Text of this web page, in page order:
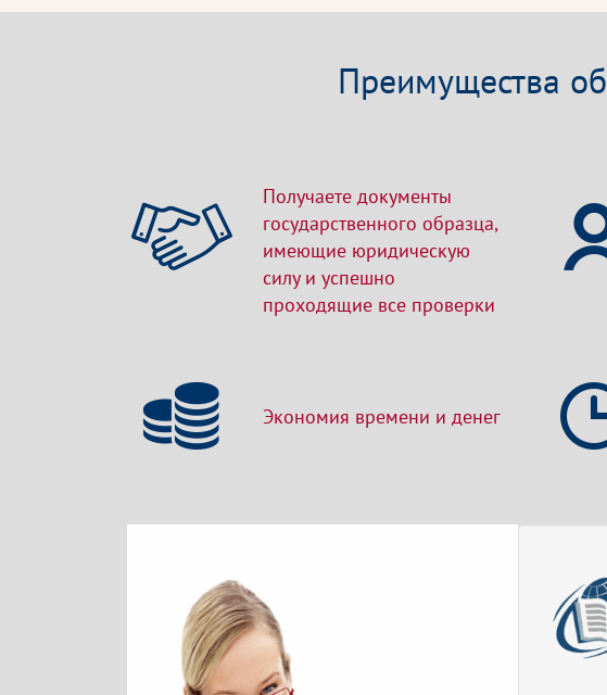
Преимущества
Получаете документы
государственного образца,
имеющие юридическую
силу и успешно
проходящие все проверки
Экономия времени и денег